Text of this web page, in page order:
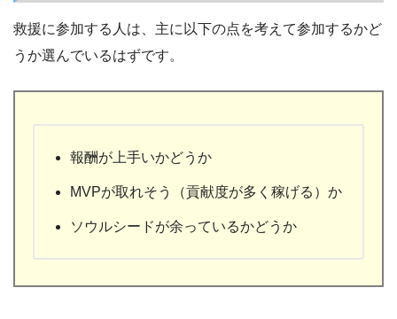
救援に参加する人は、主に以下の点を考えて参加するかど
うか選んでいるはずです。
報酬が上手いかどうか
MVPが取れそう（貢献度が多く稼げる）か
ソウルシードが余っているかどうか